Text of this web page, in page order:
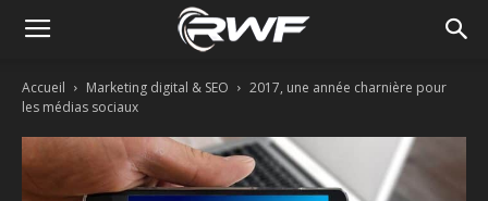
Accueil Marketing digital & SEO
2017, une année charnière pour
les médias sociaux